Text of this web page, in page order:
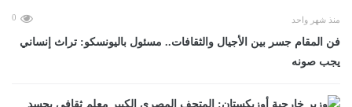
منذ شهر واحد 0
فن المقام جسر بين الأجيال والثقافات.. مسئول باليونسكو: تراث إنساني
يجب صونه